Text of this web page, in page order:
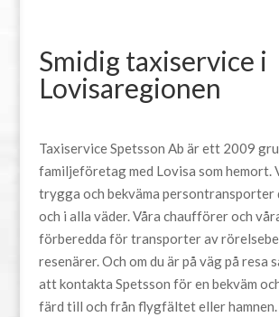
Smidig taxiservice i
Lovisaregionen
Taxiservice Spetsson Ab är ett 2009
familjeföretag med Lovisa som hemort.
trygga och bekväma persontransporter
och i alla väder. Våra chaufförer och
förberedda för transporter av
resenärer. Och om du är på väg på resa
att kontakta Spetsson för en bekväm
färd till och från flygfältet eller hamnen.